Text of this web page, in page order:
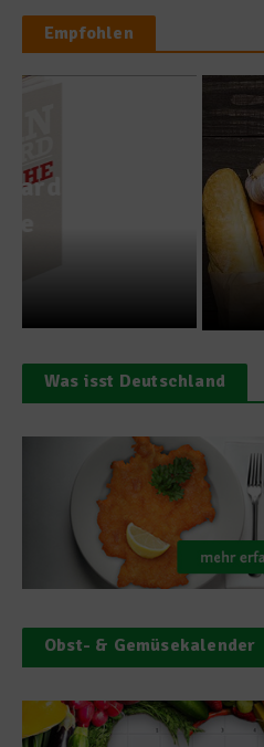
Empfohlen
Stoppt die
Wie
26.
Was isst Deutschland
Obst- & Gemüsekalender